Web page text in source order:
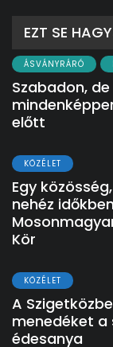
EZT SE
ÁSVÁNYRÁRÓ
Szabadon,
előtt
KÖZÉLET
Egy
nehéz
Kör
KÖZÉLET
A
menedéket a
édesanya